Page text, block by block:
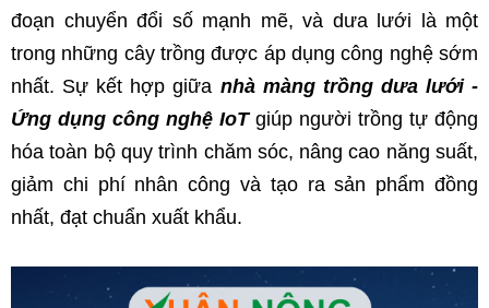
đoạn chuyển đổi số mạnh mẽ, và dưa lưới là một
trong những cây trồng được áp dụng công nghệ sớm
nhất. Sự kết hợp giữa nhà màng trồng dưa lưới -
Ứng dụng công nghệ IoT giúp người trồng tự động
hóa toàn bộ quy trình chăm sóc, nâng cao năng suất,
giảm chi phí nhân công và tạo ra sản phẩm đồng
nhất, đạt chuẩn xuất khẩu.